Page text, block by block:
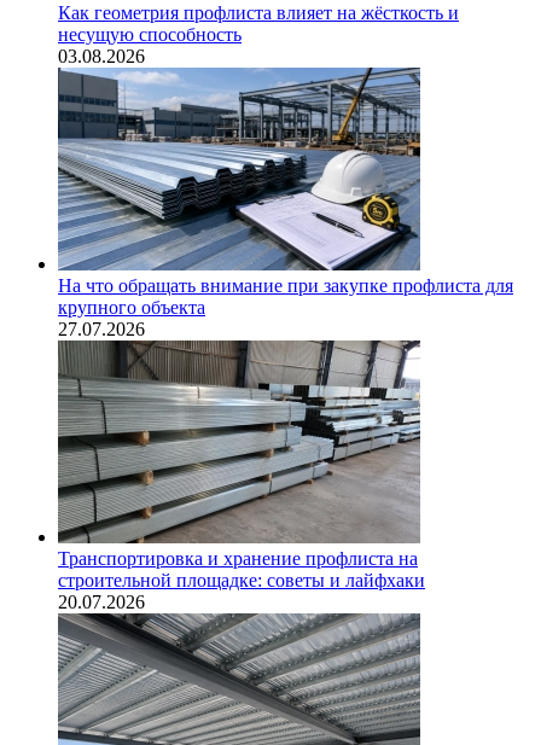
Как геометрия профлиста влияет на жёсткость и
несущую способность
03.08.2026
На что обращать внимание при закупке профлиста для
крупного объекта
27.07.2026
Транспортировка и хранение профлиста на
строительной площадке: советы и лайфхаки
20.07.2026